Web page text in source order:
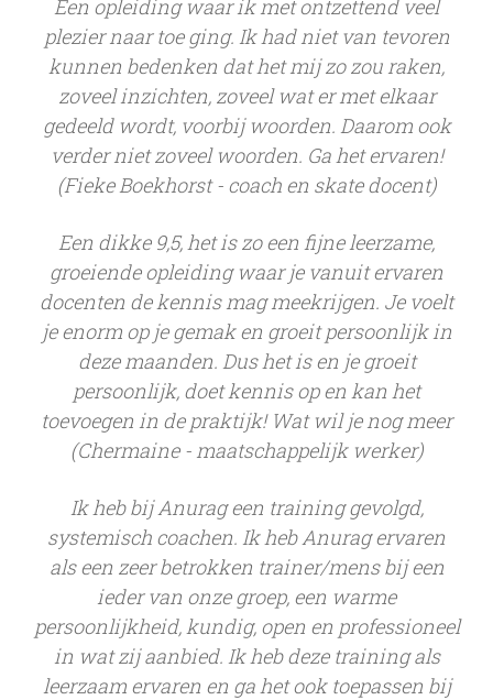
Een opleiding waar ik met ontzettend veel
plezier naar toe ging. Ik had niet van tevoren
kunnen bedenken dat het mij zo zou raken,
zoveel inzichten, zoveel wat er met elkaar
gedeeld wordt, voorbij woorden. Daarom ook
verder niet zoveel woorden. Ga het ervaren!
(Fieke Boekhorst - coach en skate docent)
Een dikke 9,5, het is zo een fijne leerzame,
groeiende opleiding waar je vanuit ervaren
docenten de kennis mag meekrijgen. Je voelt
je enorm op je gemak en groeit persoonlijk in
deze maanden. Dus het is en je groeit
persoonlijk, doet kennis op en kan het
toevoegen in de praktijk! Wat wil je nog meer
(Chermaine - maatschappelijk werker)
Ik heb bij Anurag een training gevolgd,
systemisch coachen. Ik heb Anurag ervaren
als een zeer betrokken trainer/mens bij een
ieder van onze groep, een warme
persoonlijkheid, kundig, open en professioneel
in wat zij aanbied. Ik heb deze training als
leerzaam ervaren en ga het ook toepassen bij